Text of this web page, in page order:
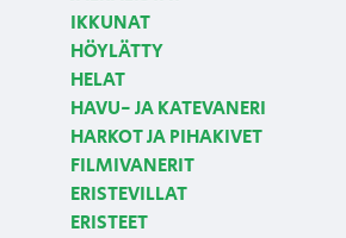
IKKUNAT
HÖYLÄTTY
HELAT
HAVU- JA KATEVANERI
HARKOT JA PIHAKIVET
FILMIVANERIT
ERISTEVILLAT
ERISTEET